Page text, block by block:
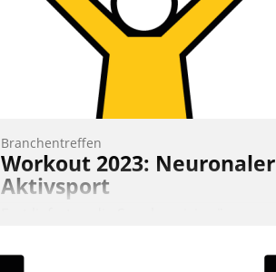
Branchentreffen
Workout 2023: Neuronaler
Aktivsport
aktiv und sammelten methodisch